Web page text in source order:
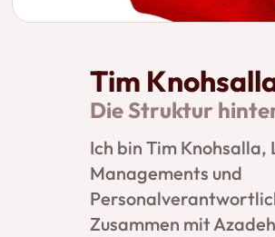
Tim
Die Struktur
Ich bin Tim
Managements und
Zusammen mit